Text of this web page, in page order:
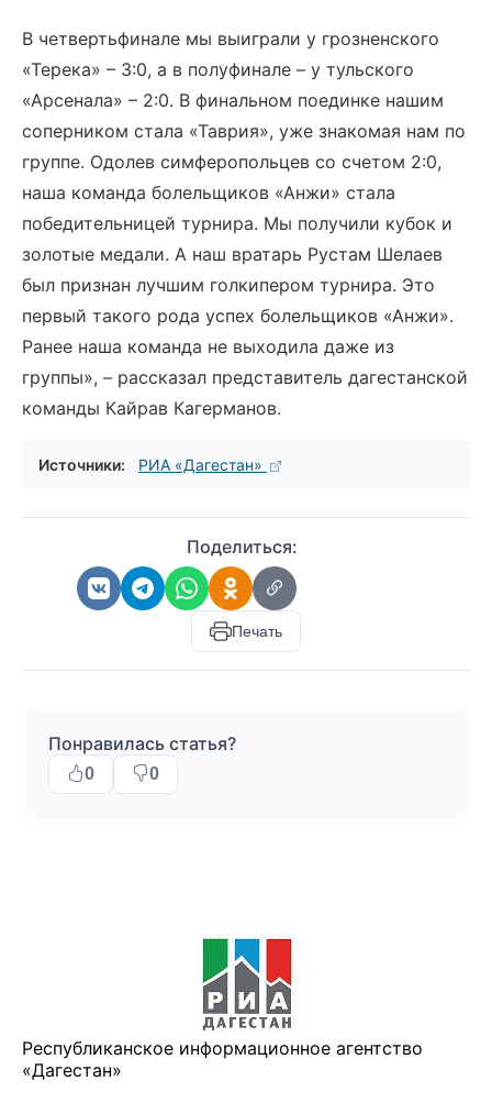
В четвертьфинале мы выиграли у грозненского
«Терека» – 3:0, а в полуфинале – у тульского
«Арсенала» – 2:0. В финальном поединке нашим
соперником стала «Таврия», уже знакомая нам по
группе. Одолев симферопольцев со счетом 2:0,
наша команда болельщиков «Анжи» стала
победительницей турнира. Мы получили кубок и
золотые медали. А наш вратарь Рустам Шелаев
был признан лучшим голкипером турнира. Это
первый такого рода успех болельщиков «Анжи».
Ранее наша команда не выходила даже из
группы», – рассказал представитель дагестанской
команды Кайрав Кагерманов.
Источники: РИА «Дагестан»
Поделиться:
Печать
Понравилась статья?
0 0
Республиканское информационное агентство
«Дагестан»